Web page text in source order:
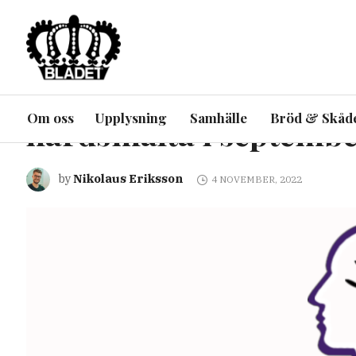
Om oss Upplysning Samhälle Bröd &
ARTIKEL UPPLYSNING
Storbritannien:
härdsmälta i
byNikolaus Eriksson 4 NOVEMBER, 2022